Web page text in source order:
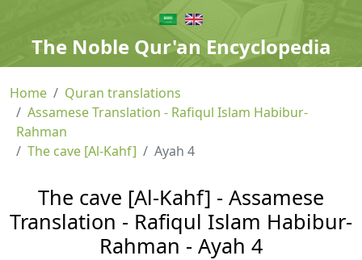
The Noble Qur'an Encyclopedia
Home
Quran translations
Assamese Translation - Rafiqul Islam Habibur-
Rahman
The cave [Al-Kahf]
Ayah 4
The cave [Al-Kahf] - Assamese
Translation - Rafiqul Islam Habibur-
Rahman - Ayah 4